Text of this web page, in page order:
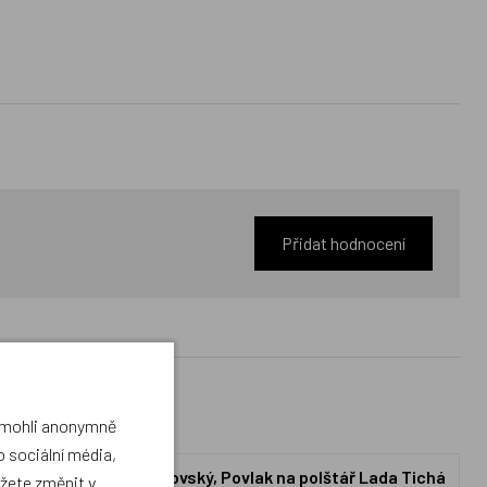
Přidat hodnocení
noc
Matějovský, Povlak na polštář Lada Tichá
anonymně
sociální média,
změnit v